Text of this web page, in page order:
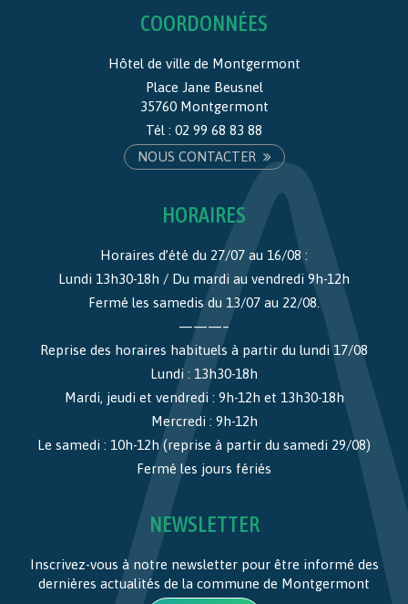
COORDONNÉES
Hôtel de ville de Montgermont
Place Jane Beusnel
35760 Montgermont
Tél : 02 99 68 83 88
NOUS CONTACTER
HORAIRES
Horaires d’été du 27/07 au 16/08 :
Lundi 13h30-18h / Du mardi au vendredi 9h-12h
Fermé les samedis du 13/07 au 22/08.
———–
Reprise des horaires habituels à partir du lundi 17/08
Lundi : 13h30-18h
Mardi, jeudi et vendredi : 9h-12h et 13h30-18h
Mercredi : 9h-12h
Le samedi : 10h-12h (reprise à partir du samedi 29/08)
Fermé les jours fériés
NEWSLETTER
Inscrivez-vous à notre newsletter pour être informé des
dernières actualités de la commune de Montgermont